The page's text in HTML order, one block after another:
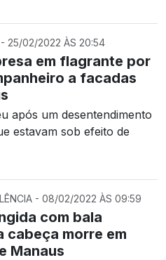
- 25/02/2022 ÀS 20:54
em flagrante por
a facadas
após um desentendimento
estavam sob efeito de
- 08/02/2022 ÀS 09:59
com bala
cabeça morre em
Manaus